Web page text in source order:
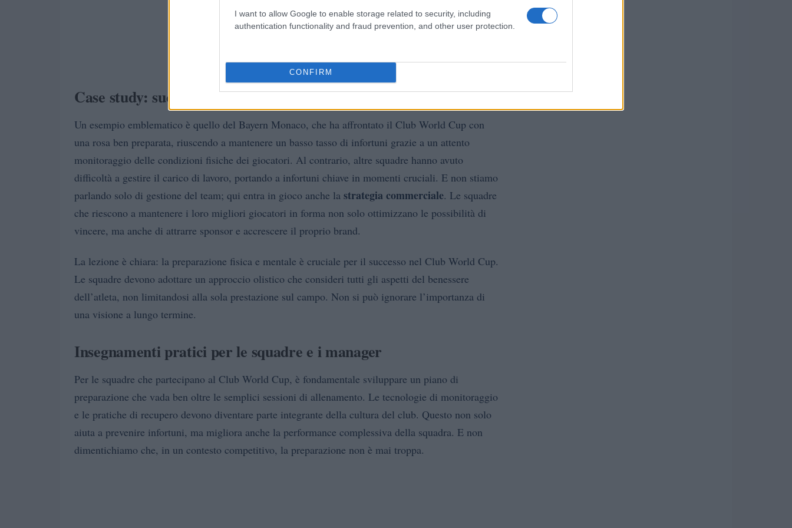
I want to allow Google to enable storage related to security, including
authentication functionality and fraud prevention, and other user protection.
CONFIRM
Case study: successi e fallimenti nel Club World Cup
Un esempio emblematico è quello del Bayern Monaco, che ha affrontato il Club World Cup con
una rosa ben preparata, riuscendo a mantenere un basso tasso di infortuni grazie a un attento
monitoraggio delle condizioni fisiche dei giocatori. Al contrario, altre squadre hanno avuto
difficoltà a gestire il carico di lavoro, portando a infortuni chiave in momenti cruciali. E non stiamo
parlando solo di gestione del team; qui entra in gioco anche la strategia commerciale. Le squadre
che riescono a mantenere i loro migliori giocatori in forma non solo ottimizzano le possibilità di
vincere, ma anche di attrarre sponsor e accrescere il proprio brand.
La lezione è chiara: la preparazione fisica e mentale è cruciale per il successo nel Club World Cup.
Le squadre devono adottare un approccio olistico che consideri tutti gli aspetti del benessere
dell’atleta, non limitandosi alla sola prestazione sul campo. Non si può ignorare l’importanza di
una visione a lungo termine.
Insegnamenti pratici per le squadre e i manager
Per le squadre che partecipano al Club World Cup, è fondamentale sviluppare un piano di
preparazione che vada ben oltre le semplici sessioni di allenamento. Le tecnologie di monitoraggio
e le pratiche di recupero devono diventare parte integrante della cultura del club. Questo non solo
aiuta a prevenire infortuni, ma migliora anche la performance complessiva della squadra. E non
dimentichiamo che, in un contesto competitivo, la preparazione non è mai troppa.